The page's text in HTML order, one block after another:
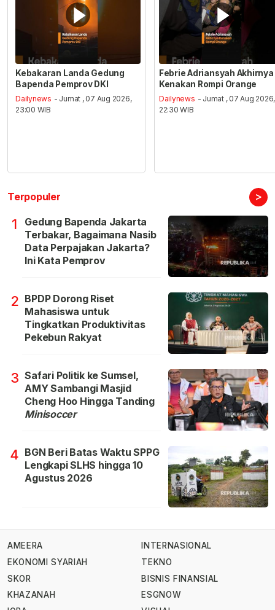
Kebakaran Landa Gedung
Bapenda Pemprov DKI
Dailynews - Jumat , 07 Aug 2026,
23:00 WIB
Febrie Adriansyah Akhirnya
Kenakan Rompi Orange
Dailynews - Jumat , 07 Aug 2026,
22:30 WIB
Terpopuler >
1
Gedung Bapenda Jakarta
Terbakar, Bagaimana Nasib
Data Perpajakan Jakarta?
Ini Kata Pemprov
2 BPDP Dorong Riset
Mahasiswa untuk
Tingkatkan Produktivitas
Pekebun Rakyat
3 Safari Politik ke Sumsel,
AMY Sambangi Masjid
Cheng Hoo Hingga Tanding
Minisoccer
4 BGN Beri Batas Waktu SPPG
Lengkapi SLHS hingga 10
Agustus 2026
AMEERA
EKONOMI SYARIAH
SKOR
KHAZANAH
INTERNASIONAL
TEKNO
BISNIS FINANSIAL
ESGNOW